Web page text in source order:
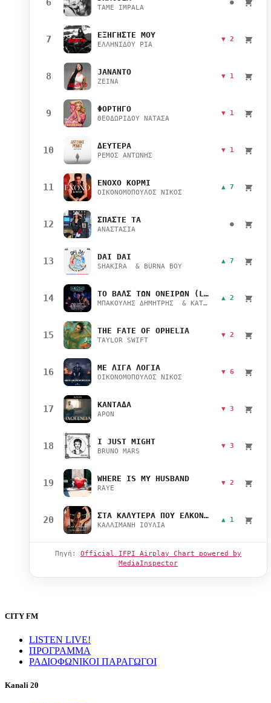
TAME IMPALA
●
7 ΕΞΗΓΗΣΤΕ ΜΟΥ
ΕΛΛΗΝΙΔΟΥ ΡΙΑ
▼ 2
8 JANANTO
ZEINA
▼ 1
9 ΦΟΡΤΗΓΟ
ΘΕΟΔΩΡΙΔΟΥ ΝΑΤΑΣΑ
▼ 1
10 ΔΕΥΤΕΡΑ
ΡΕΜΟΣ ΑΝΤΩΝΗΣ
▼ 1
11 ΕΝΟΧΟ ΚΟΡΜΙ
ΟΙΚΟΝΟΜΟΠΟΥΛΟΣ ΝΙΚΟΣ
▲ 7
12 ΣΠΑΣΤΕ ΤΑ
ΑΝΑΣΤΑΣΙΑ
●
13 DAI DAI
SHAKIRA & BURNA BOY
▲ 7
14 ΤΟ ΒΑΛΣ ΤΩΝ ΟΝΕΙΡΩΝ (LIVE)
ΜΠΑΚΟΥΛΗΣ ΔΗΜΗΤΡΗΣ & ΚΑΤΣΙΜΙΧΑ ΜΑΡΙΑΝΑ
▲ 2
15 THE FATE OF OPHELIA
TAYLOR SWIFT
▼ 2
16 ΜΕ ΛΙΓΑ ΛΟΓΙΑ
ΟΙΚΟΝΟΜΟΠΟΥΛΟΣ ΝΙΚΟΣ
▼ 6
17 ΚΑΝΤΑΔΑ
APON
▼ 3
18 I JUST MIGHT
BRUNO MARS
▼ 3
19 WHERE IS MY HUSBAND
RAYE
▼ 2
20 ΣΤΑ ΚΑΛΥΤΕΡΑ ΠΟΥ ΕΛΚΟΝΤΑΙ
ΚΑΛΛΙΜΑΝΗ ΙΟΥΛΙΑ
▲ 1
Πηγή: Official IFPI Airplay Chart powered by
MediaInspector
CITY FM
LISTEN LIVE!
ΠΡΟΓΡΑΜΜΑ
ΡΑΔΙΟΦΩΝΙΚΟΙ ΠΑΡΑΓΩΓΟΙ
Kanali 20